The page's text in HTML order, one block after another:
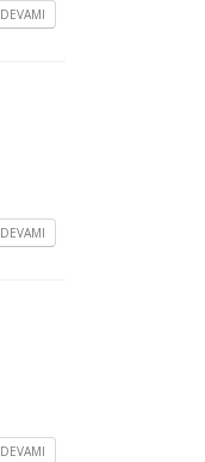
DEVAMI
DEVAMI
DEVAMI